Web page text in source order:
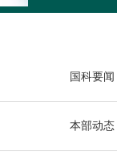
国科要闻
本部动态